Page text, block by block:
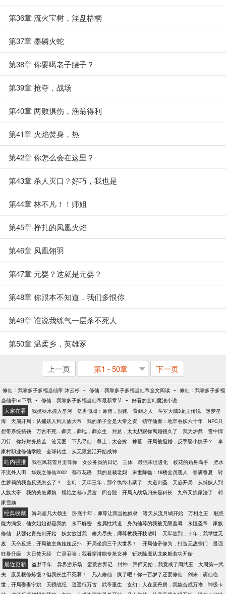
第36章 流火宝树，涅盘梧桐
第37章 墨磷火蛇
第38章 你要噶老子腰子？
第39章 抢夺，战场
第40章 两败俱伤，渔翁得利
第41章 火焰焚身，热
第42章 你怎么会在这里？
第43章 杀人灭口？好巧，我也是
第44章 林不凡！！师姐
第45章 挣扎的凤凰火焰
第46章 凤凰翎羽
第47章 元婴？这就是元婴？
第48章 你跟本不知道，我们多恨你
第49章 谁说我练气一层杀不死人
第50章 温柔乡，英雄冢
上一页 第1 - 50章 下一页
修仙：我靠多子多福当仙帝 沐云杉 - 修仙：我靠多子多福当仙帝全文阅读 - 修仙：我靠多子多福
当仙帝txt下载 - 修仙：我靠多子多福当仙帝最新章节 - 好看的玄幻魔法小说
大家在看 我携秋水揽入星河 亿世倾城：师傅，别跑 背剑之人 斗罗大陆3龙王传说
迷梦星
海
天崩开局：从捕妖人到人族大帝 我的弟子全是大帝之资 镇守仙秦：地牢吞妖六十年
NPC只
想带系统搞钱
万古不死，葬天，葬地，葬众生 封总，太太想跟你离婚很久了 我为炉鼎
雪中悍
刀行
你好财务总监 沧元图 下凡寻仙：尊上，太会撩 神墓 开局被退婚，反手娶小姨子？
李
家村职业修仙学院
全球转生：从无限复活开始成神
站内强推 我在风花雪月里等你 女公务员的日记 三体 最强末世进化 校花的贴身高手
肥水
不流外人田
华娱之修仙2002 都市花语 我的总裁老妈 末世降临：18楼全员恶人 春满香夏
转
生萝莉的我当反派怎么了？
玄幻：天牢三年，那个纨绔出狱了 大道剑圣
天崩开局：从捕妖人到
人族大帝
我的美艳师娘 福艳之都市后宫 四合院：开局入战场归来是科长 九爷又挨家法了
邻
家雪姨
经典收藏 海岛超凡大领主 卧底十年，师尊让我当她奴隶 诸天从流月城开始 万相之王
魅惑
能力满级，仙女姐姐都是我的
永不解密 捡属性武道 身为仙尊的我被无限羞辱 永恒圣帝
家族
修仙：从强化青光剑开始
妖女放过我 修为尽失，师尊教我开枝散叶
天牢签到二十年，我举世无
敌
天命反派，开局被主角姐姐反扑 开局坐拥三千大世界！ 开局仙帝修为，打造无敌宗门
最强
狂暴升级
大日焚天经 亡灵召唤：我看穿潜能专抢女神 斩妖除魔从龙象般若功开始
最近更新 盗梦千年 异界游乐场 蛮荒古界记 封神：拜师元始，我竟成了周武王
大周第一武
夫
废灵根修炼慢？但我长生不死啊！ 凡人修仙：疯了吧！你一百岁了还要修仙
剑来：谪仙临
世，开局娶妻宁姚
天骄战纪 逍遥行万古 武帝重生 玄幻：人在废丹房，我能合成万物
神级卡